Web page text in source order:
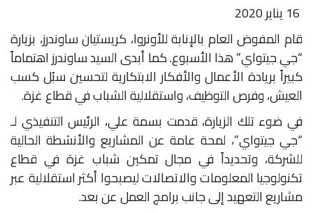
قام المفوض العام بالإنابة للأونروا، كريستيان ساوندرز، بزيارة
“جي جيتواي” هذا الأسبوع. كما أبدى السيد ساوندرز اهتماماً
كبيراً بريادة الأعمال والأفكار الابتكارية لتحسين سبُل كسب
العيش، وفرص التوظيف، واستقلالية الشباب في قطاع غزة.
في ضوء تلك الزيارة، قدمت بسمة علي، الرئيس التنفيذي لـ
“جي جيتواي”، لمحة عامة عن المشاريع والأنشطة الحالية
للشركة، وتحديداً في مجال تمكين شباب غزة في قطاع
تكنولوجيا المعلومات والاتصالات ليصبحوا أكثر استقلالية عبر
مشاريع التعهيد إلى جانب برامج العمل عن بعد.